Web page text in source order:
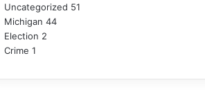
Uncategorized 51
Michigan 44
Election 2
Crime 1